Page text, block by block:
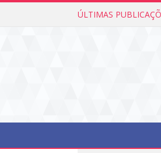
ÚLTIMAS